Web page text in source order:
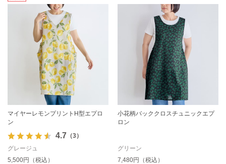
マイヤーレモンプリントH型エプロ
ン
4.7 （3）
グレージュ
5,500円（税込）
小花柄バッククロスチュニックエプ
ロン
グリーン
7,480円（税込）